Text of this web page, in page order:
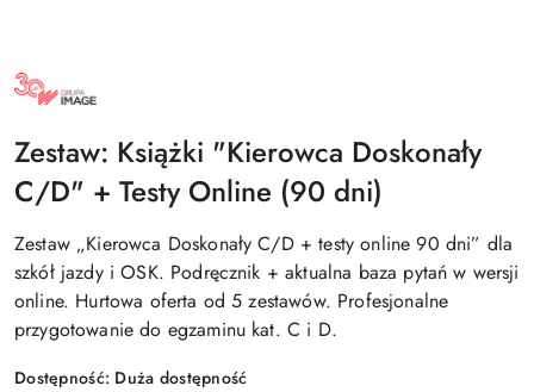
NAZWA
PRODUCENTA:
GRUPA
Zestaw: Książki "Kierowca Doskonały
C/D" + Testy Online (90 dni)
Zestaw „Kierowca Doskonały C/D + testy online 90 dni” dla
szkół jazdy i OSK. Podręcznik + aktualna baza pytań w wersji
online. Hurtowa oferta od 5 zestawów. Profesjonalne
przygotowanie do egzaminu kat. C i D.
Dostępność: Duża dostępność